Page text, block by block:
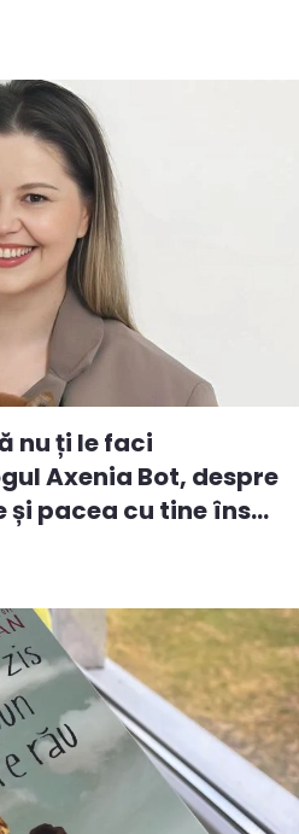
nu ți le faci
Axenia Bot, despre
pacea cu tine îns...